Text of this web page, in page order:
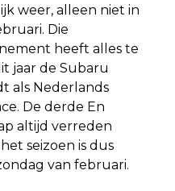
weer, alleen niet in
Die
heeft alles te
jaar de Subaru
als Nederlands
De derde En
altijd verreden
seizoen is dus
van februari.